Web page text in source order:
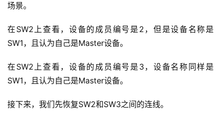
场景。
在SW2上查看，设备的成员编号是2，但是设备名称是
SW1，且认为自己是Master设备。
在SW2上查看，设备的成员编号是3，设备名称同样是
SW1，且认为自己是Master设备。
接下来，我们先恢复SW2和SW3之间的连线。